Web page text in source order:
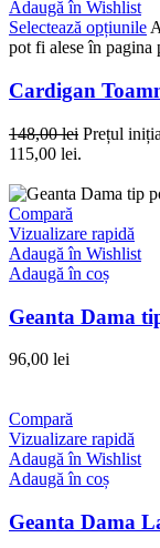
Adaugă în Wishlist
Selectează opțiunile
pot fi alese în pagina
Cardigan
148,00lei Prețul
115,00 lei.
Compară
Vizualizare rapidă
Adaugă în Wishlist
Adaugă în coș
Geanta Dama
96,00 lei
Compară
Vizualizare rapidă
Adaugă în Wishlist
Adaugă în coș
Geanta Dama